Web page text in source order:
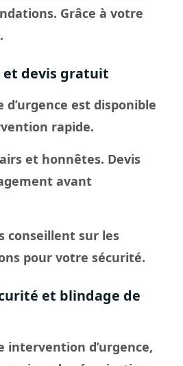
Grâce à votre
et devis gratuit
est disponible
rapide.
et honnêtes. Devis
avant
conseillent sur les
pour votre sécurité.
et blindage de
intervention d’urgence,